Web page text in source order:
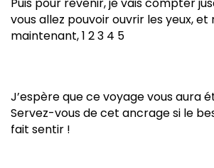
vous allez pouvoir ouvrir les yeux, et
maintenant, 1 2 3 4 5
J’espère que ce voyage vous aura
Servez-vous de cet ancrage si le
fait sentir !